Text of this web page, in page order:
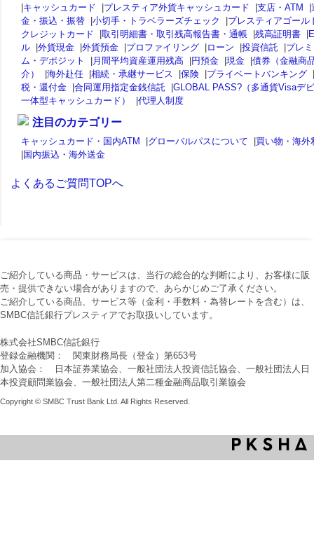
|キャッシュカード |プレスティア外貨キャッシュカード |支店・ATM |
金・振込・振替 |小切手・トラベラーズチェック |プレスティアゴール
クレジットカード
|取引明細書・取引残高報告書・通帳 |残高証明書 |
ル |外貨現金 |外貨預金 |プロファイリング |ローン |投資信託 |プレ
ム・デポジット
| 月間平均資産運用残高 |円預金 |現金 |債券（金融商
介）
|海外赴任 |相続・承継サービス |保険 |プライベートバンキング |
税・還付金 |合同運用指定金銭信託 |GLOBAL PASS?（多通貨Visaデ
一体型キャッシュカード）
|代理人制度
注目のカテゴリー
キャッシュカード・国内ATM |グローバルパスについて |買い物・海外
|国内振込・海外送金
よくあるご質問TOPへ
ご紹介している商品・サービスは、当行の総合的な判断により、お客様に販
売・提供できない場合がありますので、あらかじめご了承ください。
ご紹介している商品、サービス等（金利・手数料・為替レートを含む）は、
SMBC信託銀行プレスティアでお取扱いしています。
株式会社SMBC信託銀行
登録金融機関： 関東財務局長（登金）第653号
加入協会： 日本証券業協会、一般社団法人投資信託協会、一般社団法人日
本投資顧問業協会、一般社団法人第二種金融商品取引業協会
Copyright © SMBC Trust Bank Ltd. All Rights Reserved.